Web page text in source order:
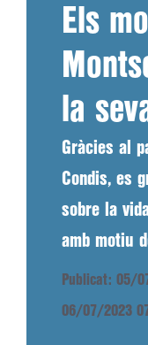
Els
la
Gràcies al
Condis, es
sobre la
amb motiu
Publicat: 05/
06/07/2023